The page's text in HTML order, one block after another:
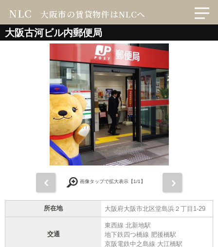
NLC 大阪市の賃貸物件はNLCへ
大阪古河ビル内郵便局
画像タップで拡大表示【1/1】
所在地 大阪府大阪市北区堂島浜２丁目1-29
交通
東西線 北新地駅
地下鉄四つ橋線 肥後橋駅
京阪電鉄中之島線 大江橋駅